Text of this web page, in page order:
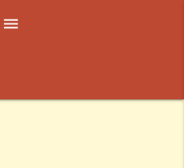
